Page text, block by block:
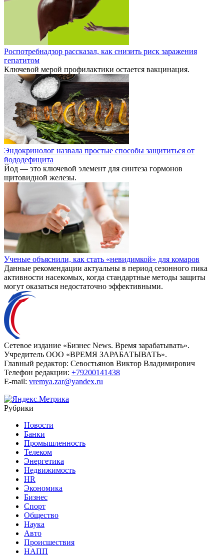
Роспотребнадзор рассказал, как снизить риск заражения
гепатитом
Ключевой мерой профилактики остается вакцинация.
Эндокринолог назвала простые способы защититься от
йододефицита
Йод — это ключевой элемент для синтеза гормонов
щитовидной железы.
Ученые объяснили, как стать «невидимкой» для комаров
Данные рекомендации актуальны в период сезонного пика
активности насекомых, когда стандартные методы защиты
могут оказаться недостаточно эффективными.
Сетевое издание «Бизнес News. Время зарабатывать».
Учредитель ООО «ВРЕМЯ ЗАРАБАТЫВАТЬ».
Главный редактор: Севостьянов Виктор Владимирович
Телефон редакции: +79200141438
E-mail: vremya.zar@yandex.ru
Рубрики
Новости
Банки
Промышленность
Телеком
Энергетика
Недвижимость
HR
Экономика
Бизнес
Спорт
Общество
Наука
Авто
Происшествия
НАПП